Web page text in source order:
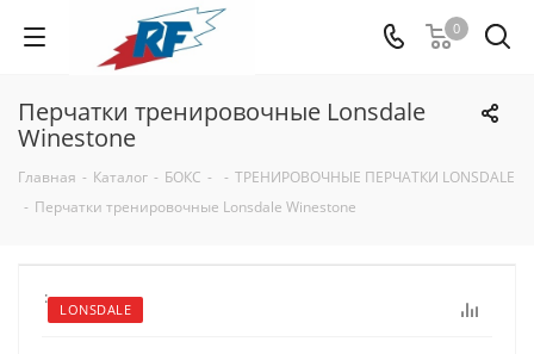
0
Перчатки тренировочные Lonsdale
Winestone
Главная - Каталог - БОКС - - ТРЕНИРОВОЧНЫЕ ПЕРЧАТКИ LONSDALE
- Перчатки тренировочные Lonsdale Winestone
LONSDALE
: